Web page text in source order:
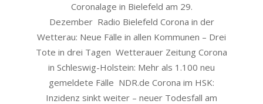
Coronalage in Bielefeld am 29.
Dezember Radio Bielefeld Corona in der
Wetterau: Neue Fälle in allen Kommunen – Drei
Tote in drei Tagen Wetterauer Zeitung Corona
in Schleswig-Holstein: Mehr als 1.100 neu
gemeldete Fälle NDR.de Corona im HSK:
Inzidenz sinkt weiter – neuer Todesfall am